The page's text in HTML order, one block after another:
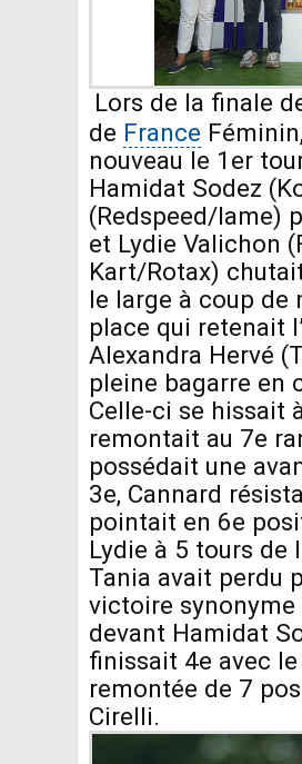
Lors de la finale
de France
nouveau le 1er
Hamidat Sodez
(Redspeed/Iame)
et Lydie Valichon
Kart/Rotax)
le large à coup de
place qui retenait
Alexandra Hervé
pleine bagarre en
Celle-ci se hissait
remontait au 7e
possédait une
3e, Cannard
pointait en 6e
Lydie à 5 tours de
Tania avait perdu
victoire
devant Hamidat
finissait 4e avec
remontée de 7
Cirelli.